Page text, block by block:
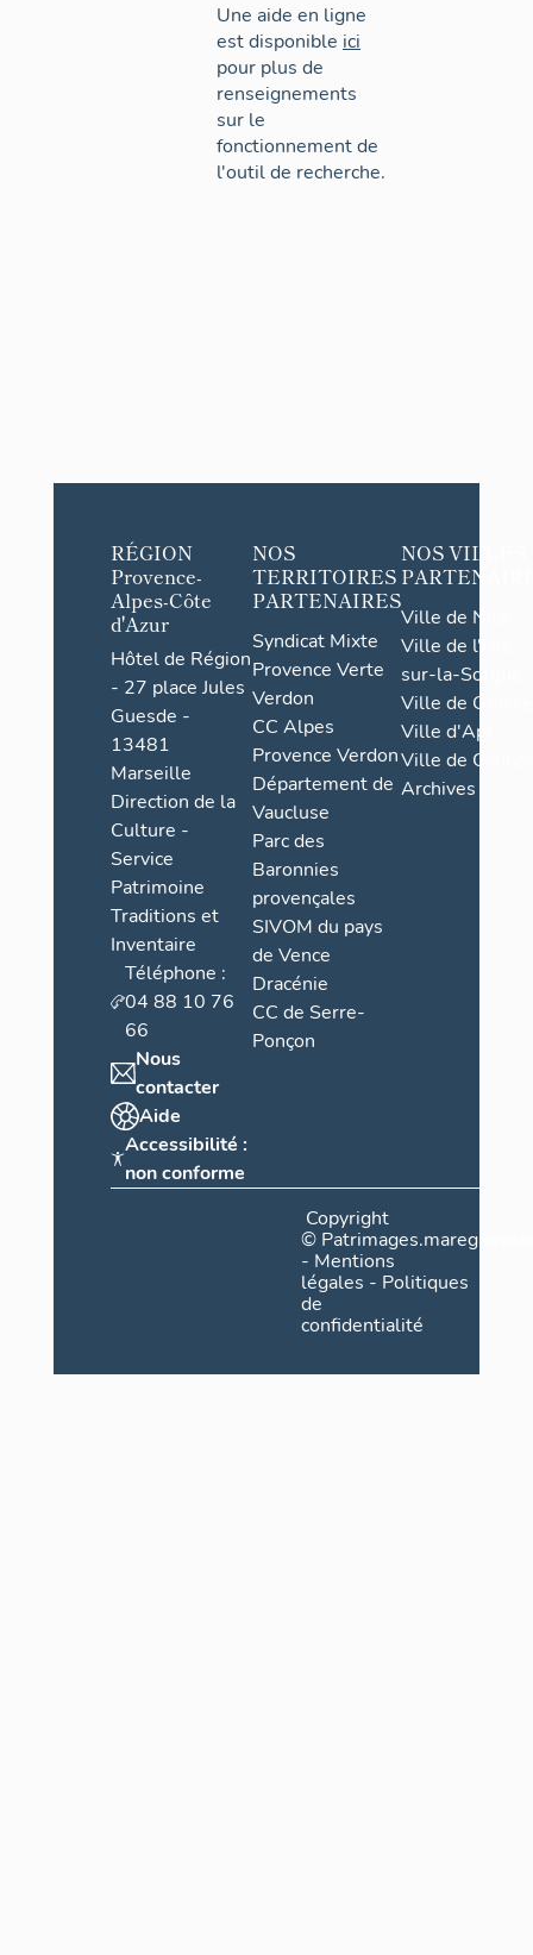
Une aide en ligne
est disponible ici
pour plus de
renseignements
sur le
fonctionnement de
l'outil de recherche.
RÉGION
Provence-
Alpes-Côte
d'Azur
Hôtel de Région
- 27 place Jules
Guesde -
13481
Marseille
Direction de la
Culture -
Service
Patrimoine
Traditions et
Inventaire
Téléphone :
04 88 10 76
66
Nous
contacter
Aide
Accessibilité :
non conforme
NOS
TERRITOIRES
PARTENAIRES
Syndicat Mixte
Provence Verte
Verdon
CC Alpes
Provence Verdon
Département de
Vaucluse
Parc des
Baronnies
provençales
SIVOM du pays
de Vence
Dracénie
CC de Serre-
Ponçon
NOS VILLES
Ville de Nice
Ville de l'Isle-
sur-la-Sorgue
Ville de Grasse
Ville d'Apt
Ville de
Archives
Copyright
©
- Mentions
légales - Politiques
de
confidentialité